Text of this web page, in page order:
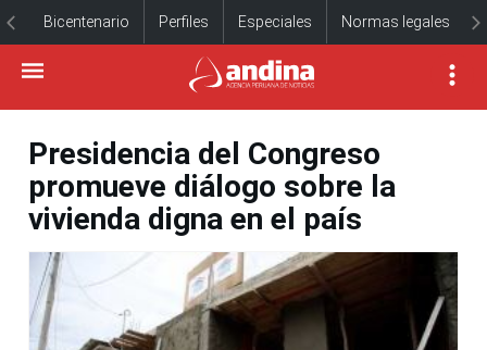
Bicentenario Perfiles Especiales Normas legales
Presidencia del Congreso
promueve diálogo sobre la
vivienda digna en el país